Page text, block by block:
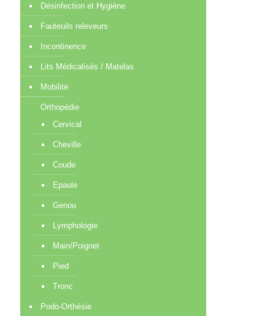
Désinfection et Hygiène
Fauteuils releveurs
Incontinence
Lits Médicalisés / Matelas
Mobilité
Orthopédie
Cervical
Cheville
Coude
Epaule
Genou
Lymphologie
Main/Poignet
Pied
Tronc
Podo-Orthésie